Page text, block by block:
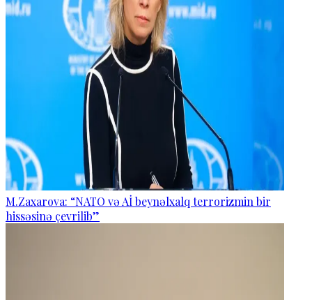
M.Zaxarova: “NATO və Aİ beynəlxalq terrorizmin bir
hissəsinə çevrilib”